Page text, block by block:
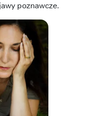
poznawcze.